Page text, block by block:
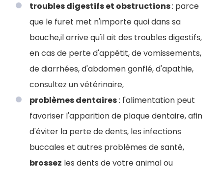
troubles digestifs et obstructions: parce
que le furet met n'importe quoi dans sa
bouche,il arrive qu'il ait des troubles digestifs,
en cas de perte d'appétit, de vomissements,
de diarrhées, d'abdomen gonflé, d'apathie,
consultez un vétérinaire,
problèmes dentaires: l'alimentation peut
favoriser l'apparition de plaque dentaire, afin
d'éviter la perte de dents, les infections
buccales et autres problèmes de santé,
brossez les dents de votre animal ou